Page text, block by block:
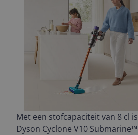
Met een stofcapaciteit van 8 cl
Dyson Cyclone V10